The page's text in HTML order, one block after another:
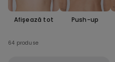
Afișează tot Push-up
64 produse